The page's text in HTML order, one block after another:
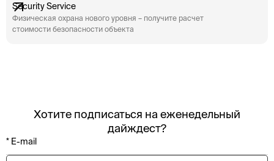
Security Service
Физическая охрана нового уровня – получите расчет
стоимости безопасности объекта
Хотите подписаться на еженедельный
дайждест?